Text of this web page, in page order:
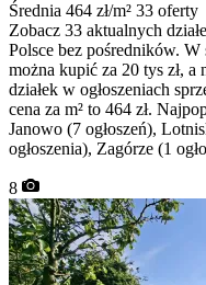
Średnia 464 zł/m² 33 oferty
Zobacz 33 aktualnych
Polsce bez pośredników.
można kupić za 20 tys zł, a
działek w ogłoszeniach
cena za m² to 464 zł.
Janowo (7 ogłoszeń),
ogłoszenia), Zagórze (1
8